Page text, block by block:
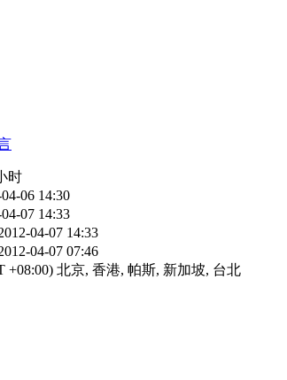
时
06 14:30
07 14:33
04-07 14:33
04-07 07:46
+08:00) 北京, 香港, 帕斯, 新加坡, 台北